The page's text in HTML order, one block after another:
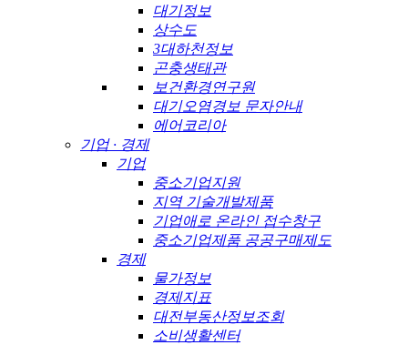
대기정보
상수도
3대하천정보
곤충생태관
보건환경연구원
대기오염경보 문자안내
에어코리아
기업 · 경제
기업
중소기업지원
지역 기술개발제품
기업애로 온라인 접수창구
중소기업제품 공공구매제도
경제
물가정보
경제지표
대전부동산정보조회
소비생활센터